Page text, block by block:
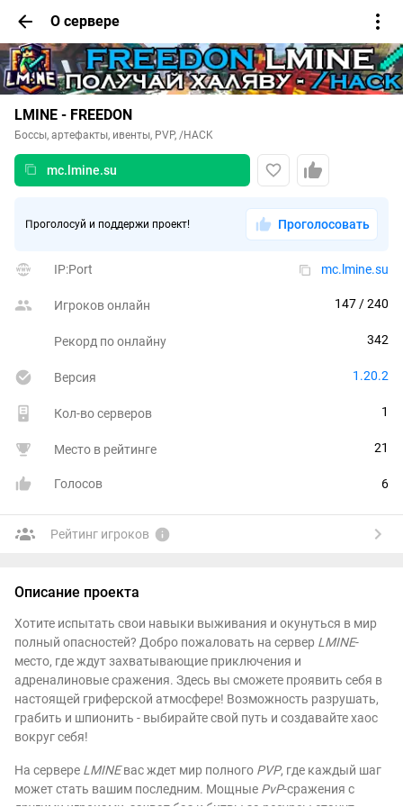
О сервере
LMINE - FREEDON
Боссы, артефакты, ивенты, PVP, /HACK
mc.lmine.su
Проголосуй и поддержи проект! Проголосовать
IP:Port mc.lmine.su
Игроков онлайн 147 / 240
Рекорд по онлайну 342
Версия 1.20.2
Кол-во серверов 1
Место в рейтинге 21
Голосов 6
Рейтинг игроков
Описание проекта
Хотите испытать свои навыки выживания и окунуться в мир
полный опасностей? Добро пожаловать на сервер LMINE-
место, где ждут захватывающие приключения и
адреналиновые сражения. Здесь вы сможете проявить себя в
настоящей гриферской атмосфере! Возможность разрушать,
грабить и шпионить - выбирайте свой путь и создавайте хаос
вокруг себя!
На сервере LMINEвас ждет мир полного PVP, где каждый шаг
может стать вашим последним. Мощные PvP-сражения с